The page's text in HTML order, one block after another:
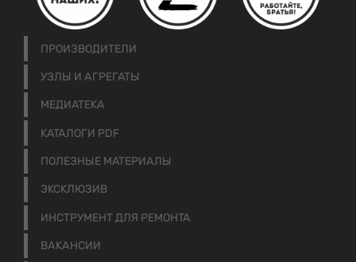
ПРОИЗВОДИТЕЛИ
УЗЛЫ И АГРЕГАТЫ
МЕДИАТЕКА
КАТАЛОГИ PDF
ПОЛЕЗНЫЕ МАТЕРИАЛЫ
ЭКСКЛЮЗИВ
ИНСТРУМЕНТ ДЛЯ РЕМОНТА
ВАКАНСИИ